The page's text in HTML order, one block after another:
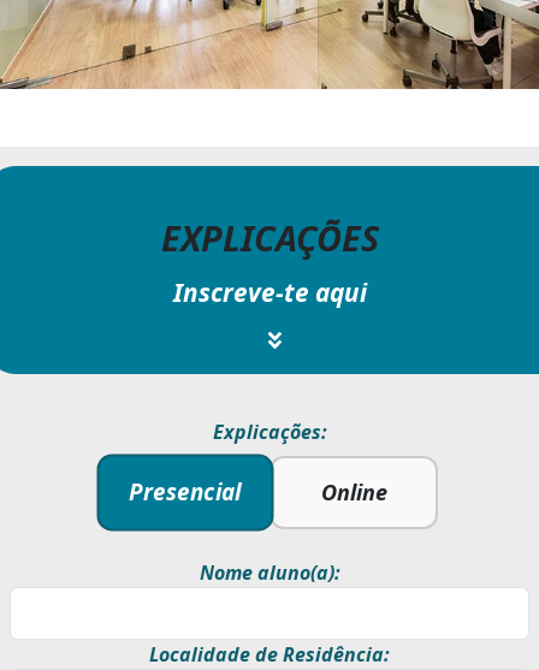
EXPLICAÇÕES
Inscreve-te aqui
Explicações:
Presencial Online
Nome aluno(a):
Localidade de Residência: